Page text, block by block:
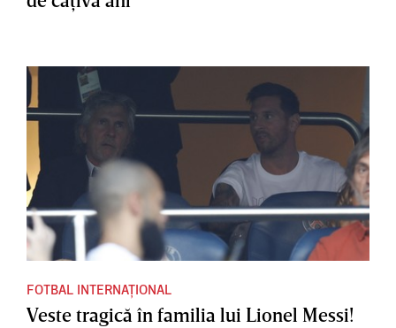
FOTBAL INTERNAȚIONAL
Veste tragică în familia lui Lionel Messi!